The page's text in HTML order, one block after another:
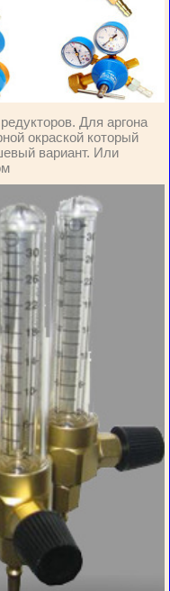
Для аргона
окраской который
вариант. Или